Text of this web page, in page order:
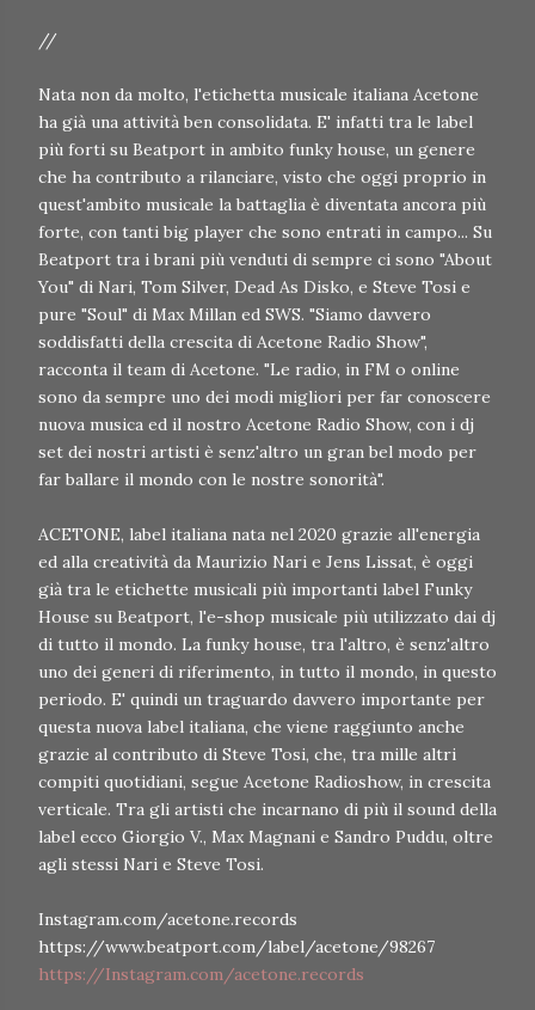
//
Nata non da molto, l'etichetta musicale italiana Acetone
ha già una attività ben consolidata. E' infatti tra le label
più forti su Beatport in ambito funky house, un genere
che ha contributo a rilanciare, visto che oggi proprio in
quest'ambito musicale la battaglia è diventata ancora più
forte, con tanti big player che sono entrati in campo... Su
Beatport tra i brani più venduti di sempre ci sono "About
You" di Nari, Tom Silver, Dead As Disko, e Steve Tosi e
pure "Soul" di Max Millan ed SWS. "Siamo davvero
soddisfatti della crescita di Acetone Radio Show",
racconta il team di Acetone. "Le radio, in FM o online
sono da sempre uno dei modi migliori per far conoscere
nuova musica ed il nostro Acetone Radio Show, con i dj
set dei nostri artisti è senz'altro un gran bel modo per
far ballare il mondo con le nostre sonorità".
ACETONE, label italiana nata nel 2020 grazie all'energia
ed alla creatività da Maurizio Nari e Jens Lissat, è oggi
già tra le etichette musicali più importanti label Funky
House su Beatport, l'e-shop musicale più utilizzato dai dj
di tutto il mondo. La funky house, tra l'altro, è senz'altro
uno dei generi di riferimento, in tutto il mondo, in questo
periodo. E' quindi un traguardo davvero importante per
questa nuova label italiana, che viene raggiunto anche
grazie al contributo di Steve Tosi, che, tra mille altri
compiti quotidiani, segue Acetone Radioshow, in crescita
verticale. Tra gli artisti che incarnano di più il sound della
label ecco Giorgio V., Max Magnani e Sandro Puddu, oltre
agli stessi Nari e Steve Tosi.
Instagram.com/acetone.records
https://www.beatport.com/label/acetone/98267
https://Instagram.com/acetone.records